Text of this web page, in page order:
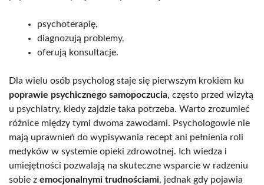
psychoterapię,
diagnozują problemy,
oferują konsultacje.
Dla wielu osób psycholog staje się pierwszym krokiem ku
poprawie psychicznego samopoczucia, często przed wizytą
u psychiatry, kiedy zajdzie taka potrzeba. Warto zrozumieć
różnice między tymi dwoma zawodami. Psychologowie nie
mają uprawnień do wypisywania recept ani pełnienia roli
medyków w systemie opieki zdrowotnej. Ich wiedza i
umiejętności pozwalają na skuteczne wsparcie w radzeniu
sobie z emocjonalnymi trudnościami, jednak gdy pojawia